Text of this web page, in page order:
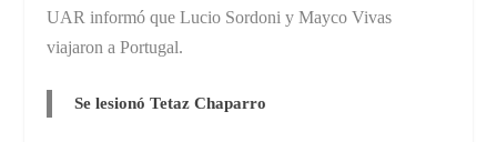
UAR informó que Lucio Sordoni y Mayco Vivas
viajaron a Portugal.
Se lesionó Tetaz Chaparro